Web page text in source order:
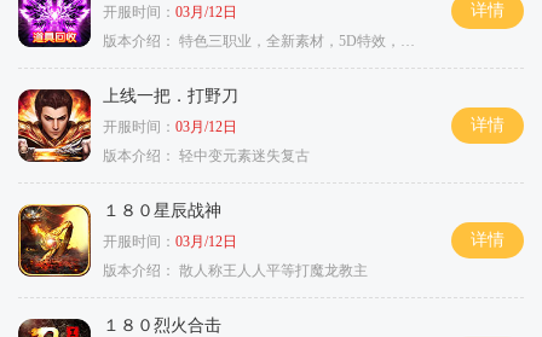
开服时间： 03月/12日
版本介绍： 特色三职业，全新素材，5D特效，不卡图
详情
上线一把．打野刀
开服时间： 03月/12日
版本介绍： 轻中变元素迷失复古
详情
１８０星辰战神
开服时间： 03月/12日
版本介绍： 散人称王人人平等打魔龙教主
详情
１８０烈火合击